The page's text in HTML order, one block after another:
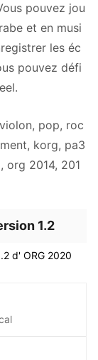
pouvez jou
et en musi
les éc
pouvez défi
pop, roc
korg, pa3
org 2014, 201
1.2
d' ORG 2020